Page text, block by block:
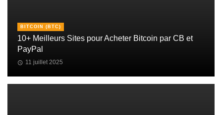
BITCOIN (BTC)
10+ Meilleurs Sites pour Acheter Bitcoin par CB et
PayPal
11 juillet 2025